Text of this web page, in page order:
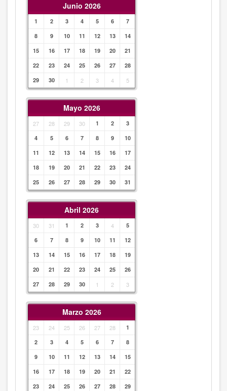
Junio 2026
1 2 3 4 5 6
7
8
9 10 11 12 13
14
15
16 17 18 19 20
21
22
23 24 25 26 27
28
29
30 1 2 3 4 5
Mayo 2026
27 28 29 30 1 2
3
4
5 6 7 8 9
10
11
12 13 14 15 16
17
18
19 20 21 22 23
24
25
26 27 28 29 30 31
Abril 2026
30 31 1 2 3 4
5
6
7 8 9 10 11
12
13
14 15 16 17 18
19
20
21 22 23 24 25
26
27
28 29 30 1 2 3
Marzo 2026
23 24 25 26 27 28
1
2
3 4 5 6 7
8
9
10 11 12 13 14
15
16
17 18 19 20 21
22
23
24 25 26 27 28
29